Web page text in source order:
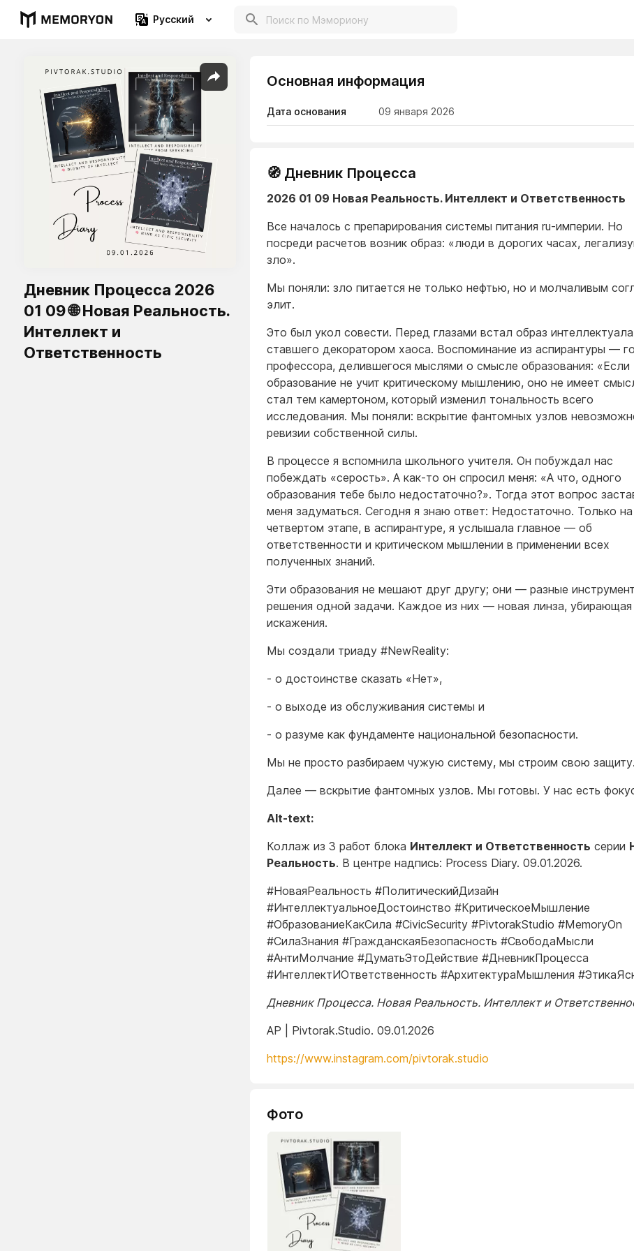
Русский
Дневник Процесса 2026
01 09 🌐 Новая Реальность.
Интеллект и
Ответственность
Основная информация
Дата основания 09 января 2026
🧭 Дневник Процесса
2026 01 09 Новая Реальность. Интеллект и Ответственность
Все началось с препарирования системы питания ru-империи. Но
посреди расчетов возник образ: «люди в дорогих часах,
зло».
Мы поняли: зло питается не только нефтью, но и молчаливым
элит.
Это был укол совести. Перед глазами встал образ
ставшего декоратором хаоса. Воспоминание из аспирантуры —
профессора, делившегося мыслями о смысле образования: «Если
образование не учит критическому мышлению, оно не имеет
стал тем камертоном, который изменил тональность всего
исследования. Мы поняли: вскрытие фантомных узлов
ревизии собственной силы.
В процессе я вспомнила школьного учителя. Он побуждал нас
побеждать «серость». А как-то он спросил меня: «А что, одного
образования тебе было недостаточно?». Тогда этот вопрос
меня задуматься. Сегодня я знаю ответ: Недостаточно. Только на
четвертом этапе, в аспирантуре, я услышала главное — об
ответственности и критическом мышлении в применении всех
полученных знаний.
Эти образования не мешают друг другу; они — разные
решения одной задачи. Каждое из них — новая линза, убирающая
искажения.
Мы создали триаду #NewReality:
- о достоинстве сказать «Нет»,
- о выходе из обслуживания системы и
- о разуме как фундаменте национальной безопасности.
Мы не просто разбираем чужую систему, мы строим свою защиту.
Далее — вскрытие фантомных узлов. Мы готовы. У нас есть
Alt-text:
Коллаж из 3 работ блока Интеллект и Ответственность серии
Реальность. В центре надпись: Process Diary. 09.01.2026.
#НоваяРеальность #ПолитическийДизайн
#ИнтеллектуальноеДостоинство #КритическоеМышление
#ОбразованиеКакСила #CivicSecurity #PivtorakStudio #MemoryOn
#СилаЗнания #ГражданскаяБезопасность #СвободаМысли
#АнтиМолчание #ДуматьЭтоДействие #ДневникПроцесса
#ИнтеллектИОтветственность #АрхитектураМышления
Дневник Процесса. Новая Реальность. Интеллект и
AP | Pivtorak.Studio. 09.01.2026
https://www.instagram.com/pivtorak.studio
Фото